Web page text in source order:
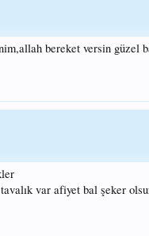
bereket versin güzel
var afiyet bal şeker